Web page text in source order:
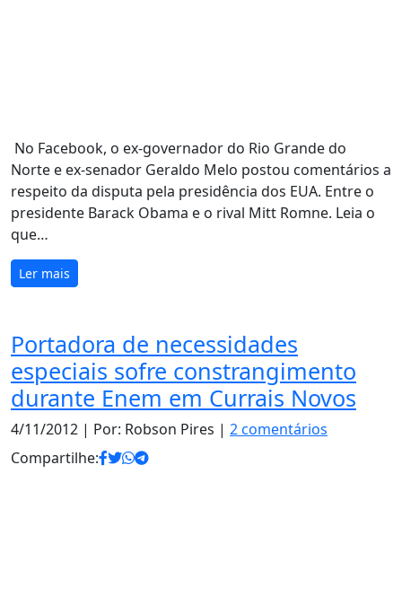
No Facebook, o ex-governador do Rio Grande do
Norte e ex-senador Geraldo Melo postou comentários a
respeito da disputa pela presidência dos EUA. Entre o
presidente Barack Obama e o rival Mitt Romne. Leia o
que…
Ler mais
Portadora de necessidades
especiais sofre constrangimento
durante Enem em Currais Novos
4/11/2012 | Por: Robson Pires | 2 comentários
Compartilhe: